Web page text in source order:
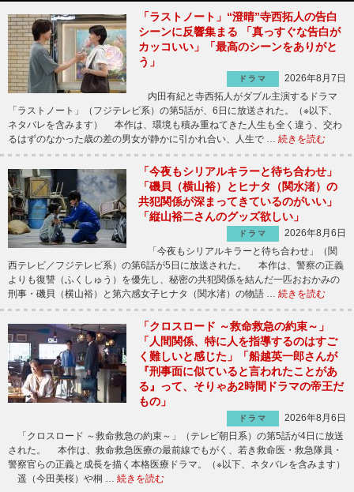
「ラストノート」“澄晴”寺西拓人の告白
シーンに反響集まる 「真っすぐな告白が
カッコいい」「最高のシーンをありがと
う」
ドラマ
2026年8月7日
内田有紀と寺西拓人がダブル主演するドラマ
「ラストノート」（フジテレビ系）の第5話が、6日に放送された。（※以下、
ネタバレを含みます） 本作は、環境も積み重ねてきた人生も全く違う、交わ
るはずのなかった歳の差の男女が静かに引かれ合い、人生で … 続きを読む
「今夜もシリアルキラーと待ち合わせ」
「磯貝（横山裕）とヒナタ（関水渚）の
共犯関係が深まってきているのがいい」
「縦山裕二さんのグッズ欲しい」
ドラマ
2026年8月6日
「今夜もシリアルキラーと待ち合わせ」（関
西テレビ／フジテレビ系）の第6話が5日に放送された。 本作は、警察の正義
よりも復讐（ふくしゅう）を優先し、秘密の共犯関係を結んだ一匹おおかみの
刑事・磯貝（横山裕）と第六感女子ヒナタ（関水渚）の物語 … 続きを読む
「クロスロード ～救命救急の約束～」
「人間関係、特に人を指導するのはすご
く難しいと感じた」「船越英一郎さんが
『刑事面に似ていると言われたことがあ
る』って、そりゃあ2時間ドラマの帝王だ
もの」
ドラマ
2026年8月6日
「クロスロード ～救命救急の約束～」（テレビ朝日系）の第5話が4日に放送
された。 本作は、救命救急医療の最前線でもがく、若き救命医・救急隊員・
警察官らの正義と成長を描く本格医療ドラマ。（※以下、ネタバレを含みます）
遥（今田美桜）や桐 … 続きを読む